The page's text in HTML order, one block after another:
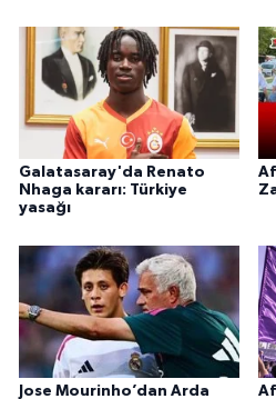
Galatasaray'da Renato
Nhaga kararı: Türkiye
yasağı
Jose Mourinho’dan Arda